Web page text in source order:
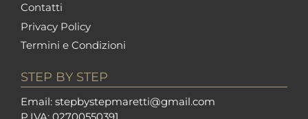
Contatti
Privacy Policy
Termini e Condizioni
STEP BY STEP
Email: stepbystepmaretti@gmail.com